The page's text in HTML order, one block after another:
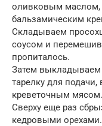
оливковым маслом,
бальзамическим
Складываем
соусом и
пропиталось.
Затем выкладываем
тарелку для
креветочным мясом.
Сверху еще раз
кедровыми орехами.